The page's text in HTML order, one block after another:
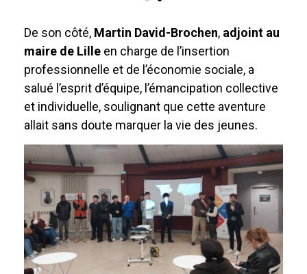
De son côté, Martin David-Brochen, adjoint au
maire de Lille en charge de l’insertion
professionnelle et de l’économie sociale, a
salué l’esprit d’équipe, l’émancipation collective
et individuelle, soulignant que cette aventure
allait sans doute marquer la vie des jeunes.